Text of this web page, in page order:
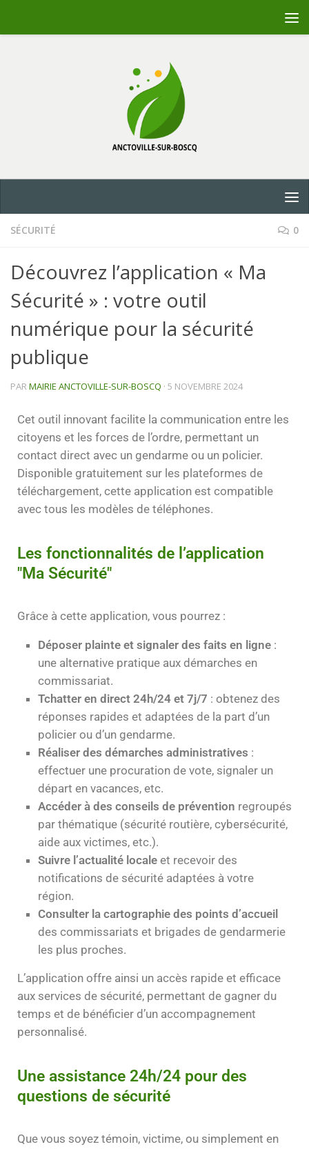
SÉCURITÉ 0
Découvrez l’application « Ma
Sécurité » : votre outil
numérique pour la sécurité
publique
PARMAIRIE ANCTOVILLE-SUR-BOSCQ · 5 NOVEMBRE 2024
Cet outil innovant facilite la communication entre les
citoyens et les forces de l’ordre, permettant un
contact direct avec un gendarme ou un policier.
Disponible gratuitement sur les plateformes de
téléchargement, cette application est compatible
avec tous les modèles de téléphones.
Les fonctionnalités de l’application
"Ma Sécurité"
Grâce à cette application, vous pourrez :
Déposer plainte et signaler des faits en ligne :
une alternative pratique aux démarches en
commissariat.
Tchatter en direct 24h/24 et 7j/7 : obtenez des
réponses rapides et adaptées de la part d’un
policier ou d’un gendarme.
Réaliser des démarches administratives :
effectuer une procuration de vote, signaler un
départ en vacances, etc.
Accéder à des conseils de prévention regroupés
par thématique (sécurité routière, cybersécurité,
aide aux victimes, etc.).
Suivre l’actualité locale et recevoir des
notifications de sécurité adaptées à votre
région.
Consulter la cartographie des points d’accueil
des commissariats et brigades de gendarmerie
les plus proches.
L’application offre ainsi un accès rapide et efficace
aux services de sécurité, permettant de gagner du
temps et de bénéficier d’un accompagnement
personnalisé.
Une assistance 24h/24 pour des
questions de sécurité
Que vous soyez témoin, victime, ou simplement en